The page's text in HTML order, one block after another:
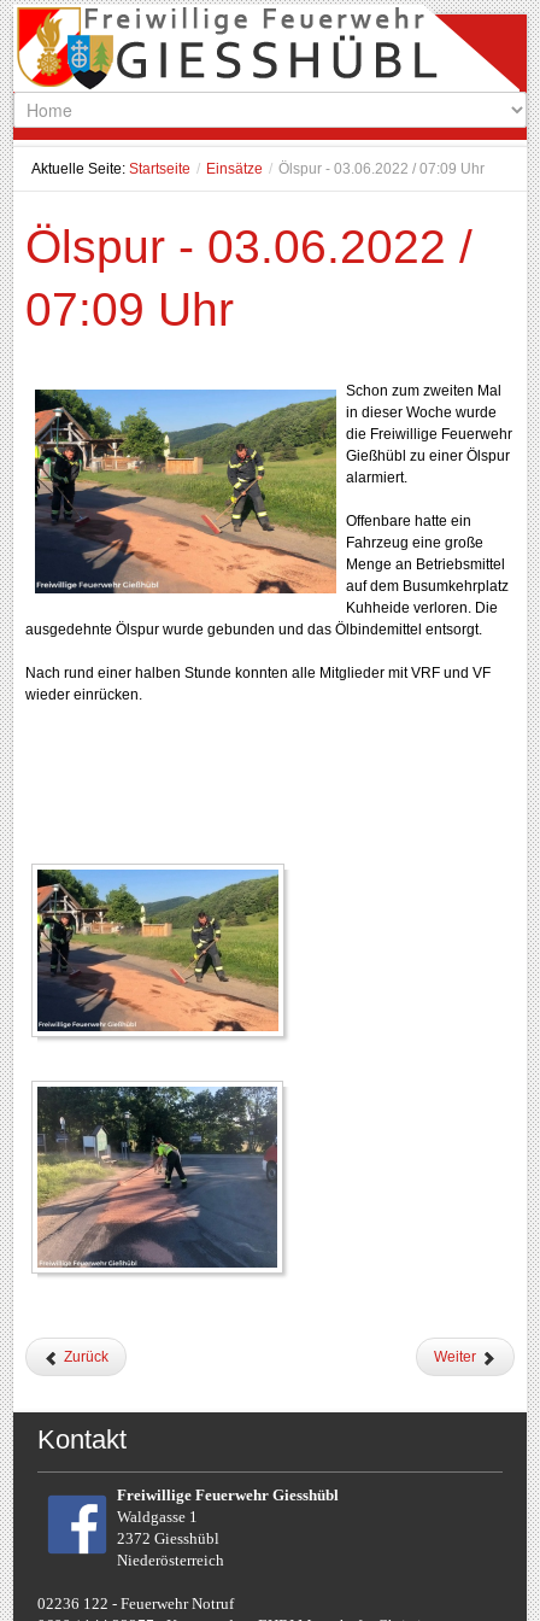
Aktuelle Seite:Startseite / Einsätze / Ölspur - 03.06.2022 / 07:09 Uhr
Ölspur - 03.06.2022 /
07:09 Uhr
Schon zum zweiten Mal
in dieser Woche wurde
die Freiwillige Feuerwehr
Gießhübl zu einer Ölspur
alarmiert.
Offenbare hatte ein
Fahrzeug eine große
Menge an Betriebsmittel
auf dem Busumkehrplatz
Kuhheide verloren. Die
ausgedehnte Ölspur wurde gebunden und das Ölbindemittel entsorgt.
Nach rund einer halben Stunde konnten alle Mitglieder mit VRF und VF
wieder einrücken.
Zurück Weiter
Kontakt
Freiwillige Feuerwehr Giesshübl
Waldgasse 1
2372 Giesshübl
Niederösterreich
02236 122 - Feuerwehr Notruf